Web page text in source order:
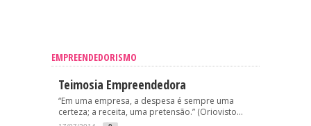
EMPREENDEDORISMO
Teimosia Empreendedora
“Em uma empresa, a despesa é sempre uma
certeza; a receita, uma pretensão.” (Oriovisto...